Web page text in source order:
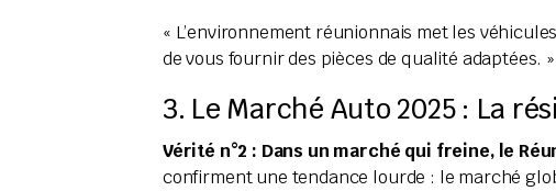
« L’environnement réunionnais met les
de vous fournir des pièces de qualité adaptées.
3. Le Marché Auto 2025 : La
Vérité n°2 : Dans un marché qui freine, le
confirment une tendance lourde : le marché